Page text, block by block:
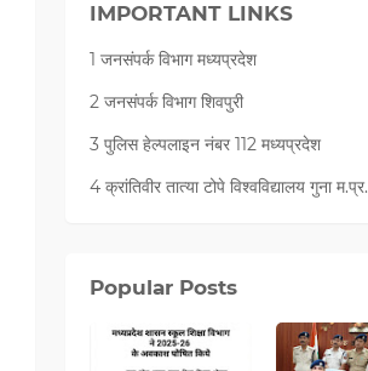
IMPORTANT LINKS
1 जनसंपर्क विभाग मध्यप्रदेश
2 जनसंपर्क विभाग शिवपुरी
3 पुलिस हेल्पलाइन नंबर 112 मध्‍यप्रदेश
4 क्रांतिवीर तात्या टोपे विश्वविद्यालय गुना म.प्र.
Popular Posts